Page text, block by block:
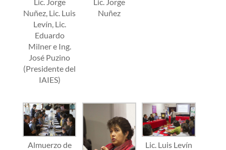
Lic. Jorge
Nuñez, Lic. Luis
Levín, Lic.
Eduardo
Milner e Ing.
José Puzino
(Presidente del
IAIES)
Lic. Jorge
Nuñez
Almuerzo de
Lic. Luis Levín